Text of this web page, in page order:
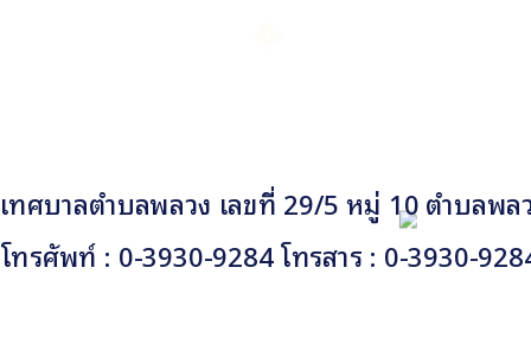
เทศบาลตำบลพลวง เลขที่ 29/5 หมู่ 10 ตำบลพ
โทรศัพท์ : 0-3930-9284 โทรสาร : 0-3930-